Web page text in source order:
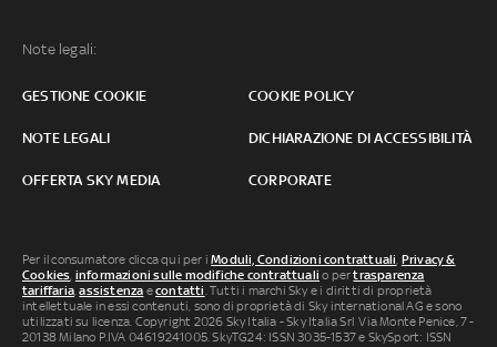
Note legali:
GESTIONE COOKIE COOKIE POLICY
NOTE LEGALI DICHIARAZIONE DI ACCESSIBILITÀ
OFFERTA SKY MEDIA CORPORATE
Per il consumatore clicca qui per iModuli, Condizioni contrattuali Privacy &
Cookies informazioni sulle modifiche contrattuali o pertrasparenza
tariffaria ,assistenza econtatti . Tutti i marchi Sky e i diritti di proprietà
intellettuale in essi contenuti, sono di proprietà di Sky international AG e sono
utilizzati su licenza. Copyright 2026 Sky Italia - Sky Italia Srl Via Monte Penice, 7 -
20138 Milano P.IVA 04619241005. SkyTG24: ISSN 3035-1537 e SkySport: ISSN